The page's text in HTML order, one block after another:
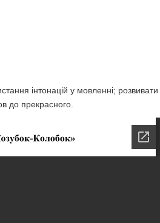
інтонацій у мовленні; розвивати
до прекрасного.